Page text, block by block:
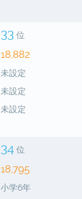
33 位
18,882
未設定
未設定
未設定
34 位
18,795
小学6年